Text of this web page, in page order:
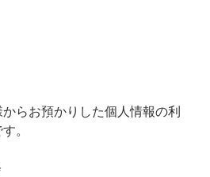
らお預かりした個人情報の利
。